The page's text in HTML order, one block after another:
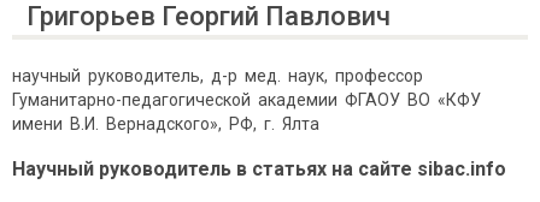
Григорьев Георгий Павлович
научный руководитель, д-р мед. наук, профессор
Гуманитарно-педагогической академии ФГАОУ ВО «КФУ
имени В.И. Вернадского», РФ, г. Ялта
Научный руководитель в статьях на сайте sibac.info